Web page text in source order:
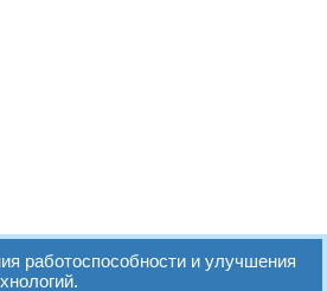
работоспособности и улучшения